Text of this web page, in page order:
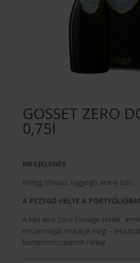
GOSSET ZERO
0,75l
MEGJELENÉS
Meleg tónusú, ragyogó arany szín.
A PEZSGŐ HELYE A
A ház első Zero Dosage tétele,
esszenciáját mutatja meg –
kompromisszumok nélkül.